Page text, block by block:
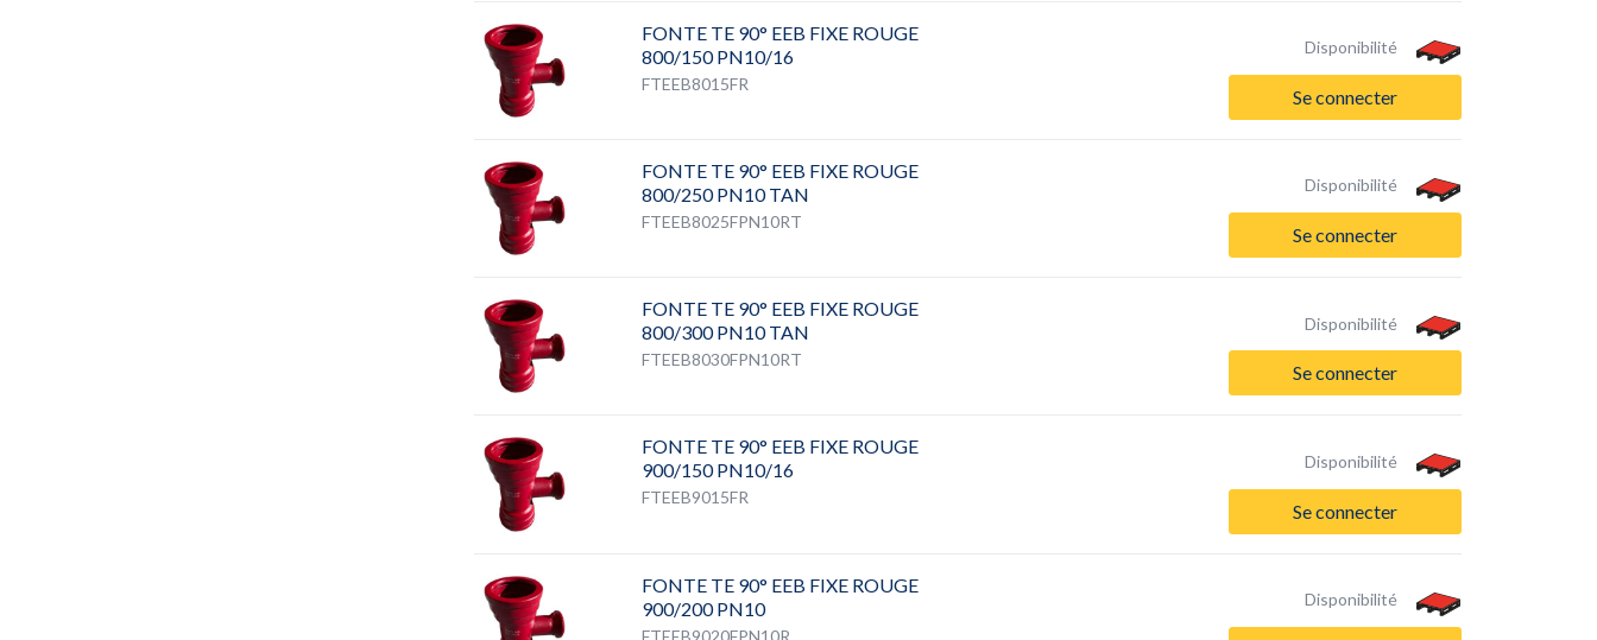
FONTE TE 90° EEB FIXE ROUGE
800/150 PN10/16
FTEEB8015FR
Disponibilité
Se connecter
FONTE TE 90° EEB FIXE ROUGE
800/250 PN10 TAN
FTEEB8025FPN10RT
Disponibilité
Se connecter
FONTE TE 90° EEB FIXE ROUGE
800/300 PN10 TAN
FTEEB8030FPN10RT
Disponibilité
Se connecter
FONTE TE 90° EEB FIXE ROUGE
900/150 PN10/16
FTEEB9015FR
Disponibilité
Se connecter
FONTE TE 90° EEB FIXE ROUGE
900/200 PN10
FTEEB9020FPN10R
Disponibilité